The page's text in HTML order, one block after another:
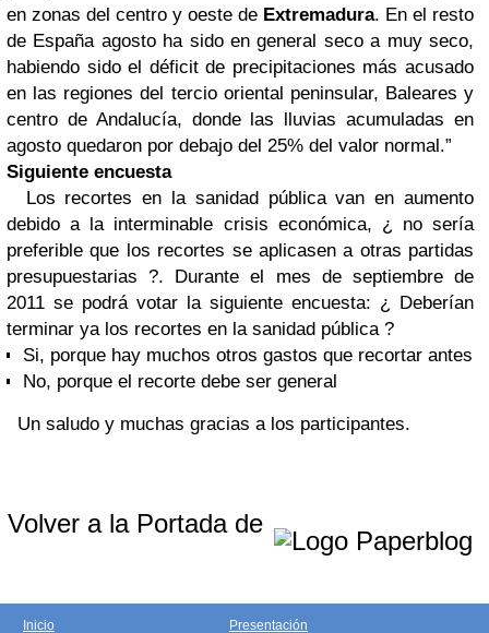
en zonas del centro y oeste de Extremadura. En el resto
de España agosto ha sido en general seco a muy seco,
habiendo sido el déficit de precipitaciones más acusado
en las regiones del tercio oriental peninsular, Baleares y
centro de Andalucía, donde las lluvias acumuladas en
agosto quedaron por debajo del 25% del valor normal.”
Siguiente encuesta
Los recortes en la sanidad pública van en aumento
debido a la interminable crisis económica, ¿ no sería
preferible que los recortes se aplicasen a otras partidas
presupuestarias ?. Durante el mes de septiembre de
2011 se podrá votar la siguiente encuesta: ¿ Deberían
terminar ya los recortes en la sanidad pública ?
Si, porque hay muchos otros gastos que recortar antes
No, porque el recorte debe ser general
Un saludo y muchas gracias a los participantes.
Volver a la Portada de
Inicio Presentación